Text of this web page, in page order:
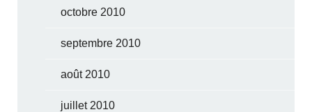
octobre 2010
septembre 2010
août 2010
juillet 2010